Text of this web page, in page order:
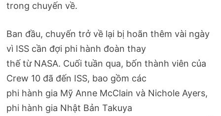
trong chuyến về.
Ban đầu, chuyến trở về lại bị hoãn thêm vài ngày
vì ISS cần đợi phi hành đoàn thay
thế từ NASA. Cuối tuần qua, bốn thành viên của
Crew 10 đã đến ISS, bao gồm các
phi hành gia Mỹ Anne McClain và Nichole Ayers,
phi hành gia Nhật Bản Takuya